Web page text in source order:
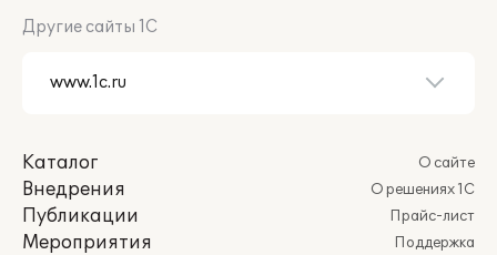
Другие сайты 1С
Каталог
Внедрения
Публикации
Мероприятия
О сайте
О решениях 1С
Прайс-лист
Поддержка